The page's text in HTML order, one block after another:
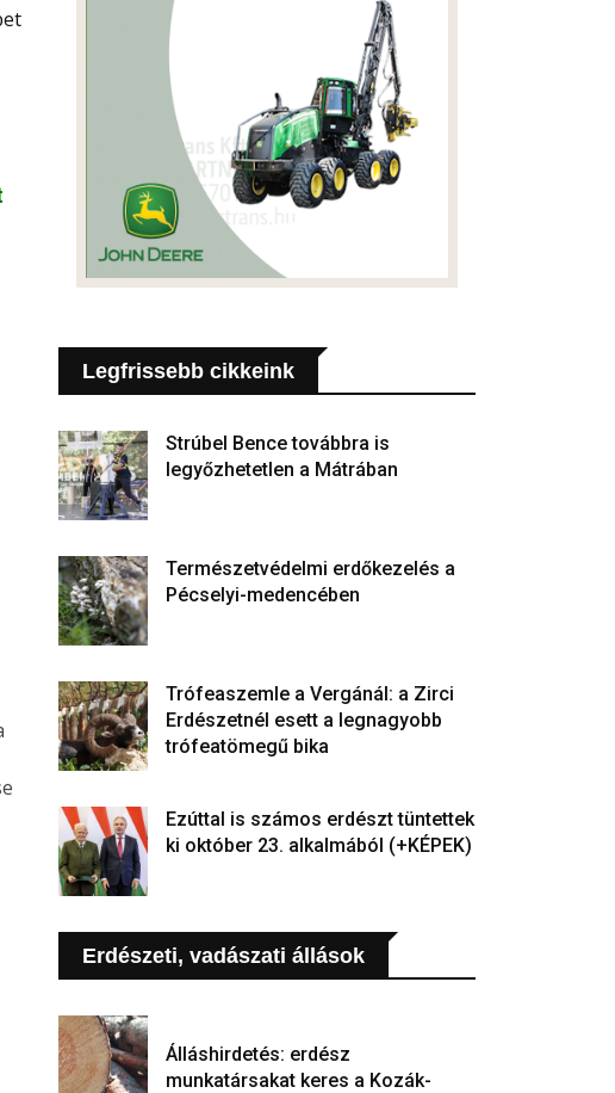
Legfrissebb cikkeink
Strúbel Bence továbbra is
legyőzhetetlen a Mátrában
Természetvédelmi erdőkezelés a
Pécselyi-medencében
Trófeaszemle a Vergánál: a Zirci
Erdészetnél esett a legnagyobb
trófeatömegű bika
Ezúttal is számos erdészt tüntettek
ki október 23. alkalmából (+KÉPEK)
Erdészeti, vadászati állások
Álláshirdetés: erdész
munkatársakat keres a Kozák-